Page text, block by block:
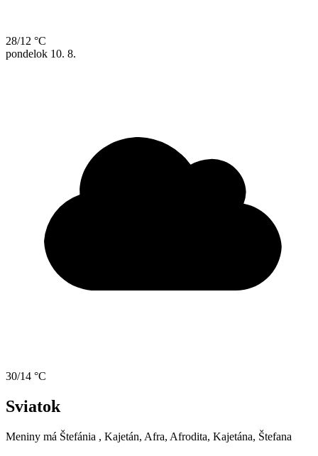
28/12 °C
pondelok 10. 8.
30/14 °C
Sviatok
Meniny má Štefánia , Kajetán, Afra, Afrodita, Kajetána, Štefana